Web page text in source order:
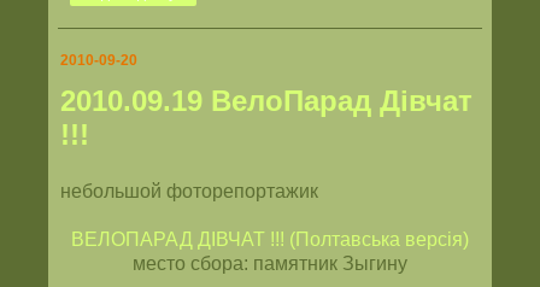
2010-09-20
2010.09.19 ВелоПарад Дівчат
!!!
небольшой фоторепортажик
ВЕЛОПАРАД ДIВЧАТ !!! (Полтавська версія)
место сбора: памятник Зыгину